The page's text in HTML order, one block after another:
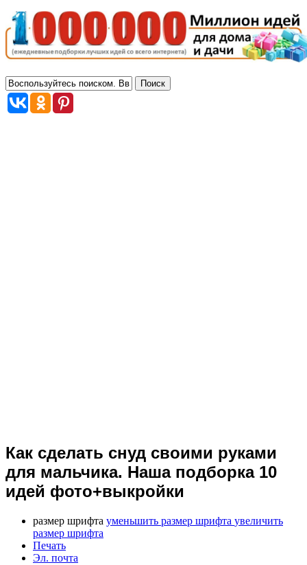
Как сделать снуд своими руками
для мальчика. Наша подборка 10
идей фото+выкройки
размер шрифта уменьшить размер шрифта увеличить
размер шрифта
Печать
Эл. почта